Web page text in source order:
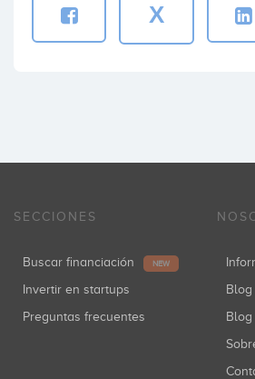
X
SECCIONES
Buscar financiación NEW
Invertir en startups
Preguntas frecuentes